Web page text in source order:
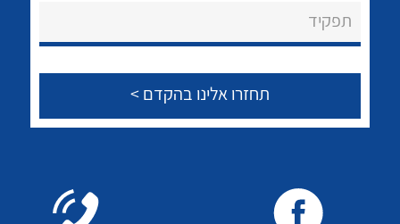
צור קשר
תפקיד